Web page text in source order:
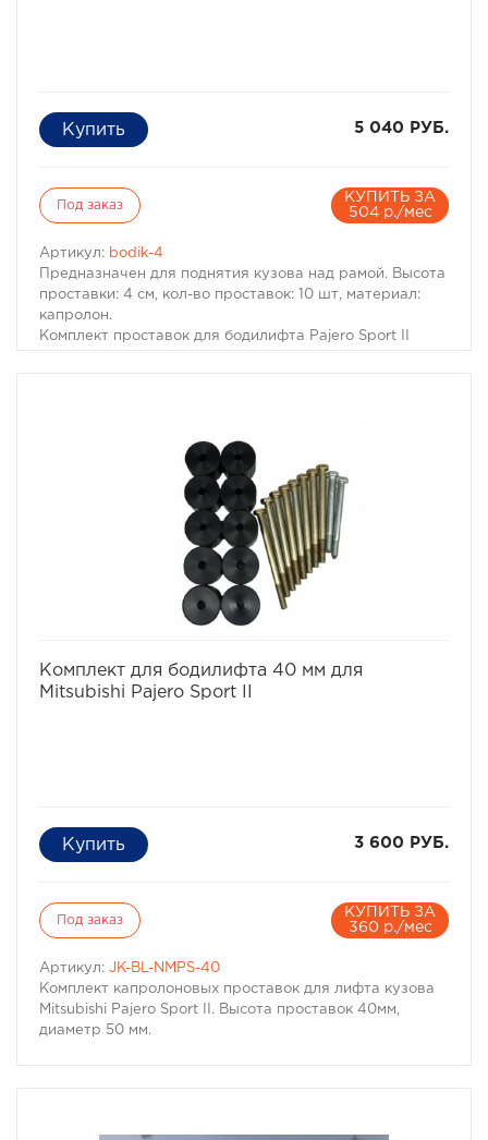
5 040 РУБ.
Под заказ
КУПИТЬ ЗА
504 р./мес
Артикул: bodik-4
Предназначен для поднятия кузова над рамой. Высота
проставки: 4 см, кол-во проставок: 10 шт, материал:
капролон.
Комплект проставок для бодилифта Pajero Sport II
В комплект проставок для бодилифта Pajero Sport II
входят сами проставки, а также болты, гайки и шайбы
Характеристики Комплекта проставок для бодилифта
· Высота проставки: 4 см
· Кол-во проставок: 10 шт
· Материал: капролон
Комплект для бодилифта 40 мм для
Mitsubishi Pajero Sport II
3 600 РУБ.
Под заказ
КУПИТЬ ЗА
360 р./мес
Артикул: JK-BL-NMPS-40
Комплект капролоновых проставок для лифта кузова
Mitsubishi Pajero Sport II. Высота проставок 40мм,
диаметр 50 мм.